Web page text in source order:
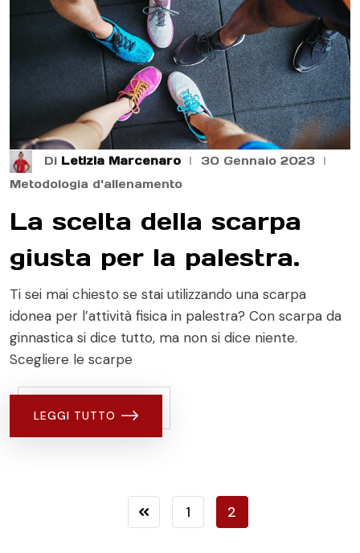
Di Letizia Marcenaro
30 Gennaio 2023
Metodologia d'allenamento
La scelta della scarpa
giusta per la palestra.
Ti sei mai chiesto se stai utilizzando una scarpa
idonea per l’attività fisica in palestra? Con scarpa da
ginnastica si dice tutto, ma non si dice niente.
Scegliere le scarpe
LEGGI TUTTO
1 2